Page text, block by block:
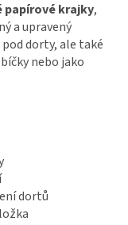
papírové krajky,
a upravený
dorty, ale také
nebo jako
dortů